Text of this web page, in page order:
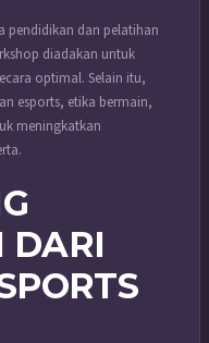
pendidikan dan pelatihan
diadakan untuk
optimal. Selain itu,
esports, etika bermain,
meningkatkan
DARI